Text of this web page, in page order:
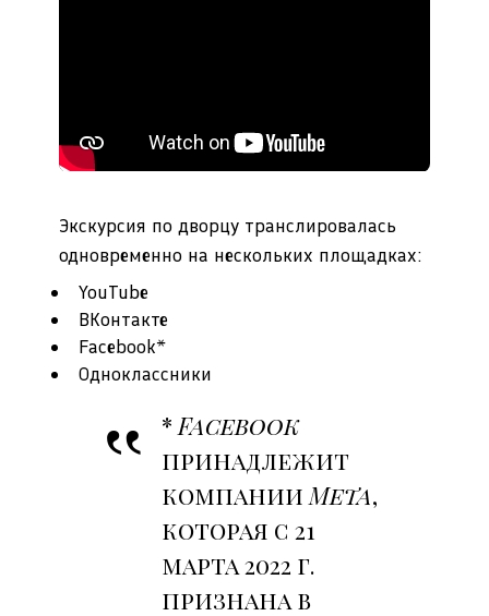
Экскурсия по дворцу транслировалась
одновременно на нескольких площадках:
YouTube
ВКонтакте
Facebook*
Одноклассники
* Facebook
принадлежит
компании Meta,
которая с 21
марта 2022 г.
признана в